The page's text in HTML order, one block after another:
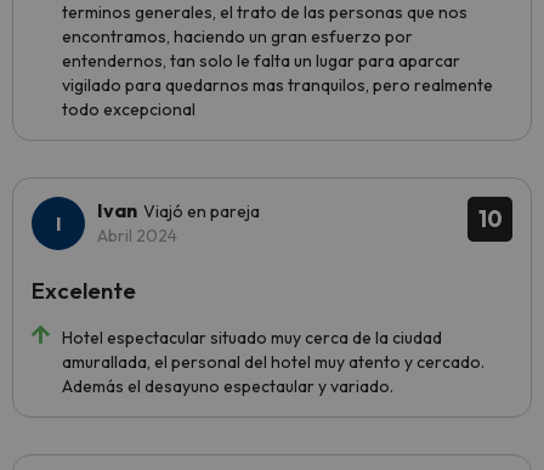
terminos generales, el trato de las personas que nos
encontramos, haciendo un gran esfuerzo por
entendernos, tan solo le falta un lugar para aparcar
vigilado para quedarnos mas tranquilos, pero realmente
todo excepcional
10
Ivan Viajó en pareja
Abril 2024
Hotel espectacular situado muy cerca de la ciudad
amurallada, el personal del hotel muy atento y cercado.
Además el desayuno espectaular y variado.
Excelente